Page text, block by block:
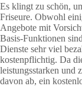
Es klingt zu schön,
Friseure. Obwohl
Angebote mit
Basis-Funktionen
Dienste sehr viel
kostenpflichtig. Da
leistungsstarken und
davon ab, ein